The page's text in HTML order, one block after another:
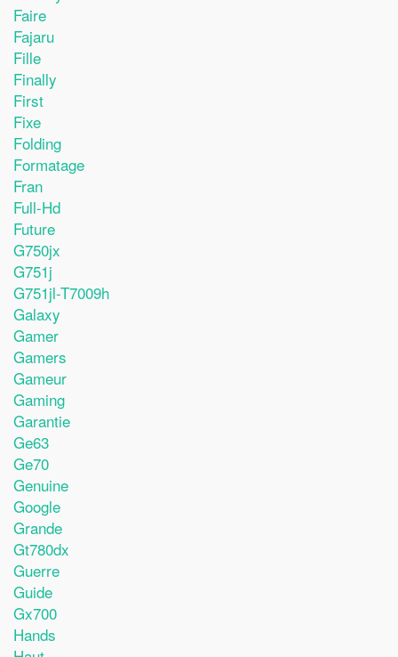
Faire
Fajaru
Fille
Finally
First
Fixe
Folding
Formatage
Fran
Full-Hd
Future
G750jx
G751j
G751jl-T7009h
Galaxy
Gamer
Gamers
Gameur
Gaming
Garantie
Ge63
Ge70
Genuine
Google
Grande
Gt780dx
Guerre
Guide
Gx700
Hands